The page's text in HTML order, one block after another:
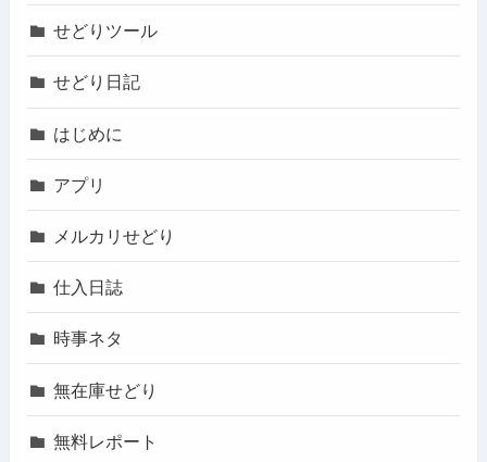
せどりツール
せどり日記
はじめに
アプリ
メルカリせどり
仕入日誌
時事ネタ
無在庫せどり
無料レポート